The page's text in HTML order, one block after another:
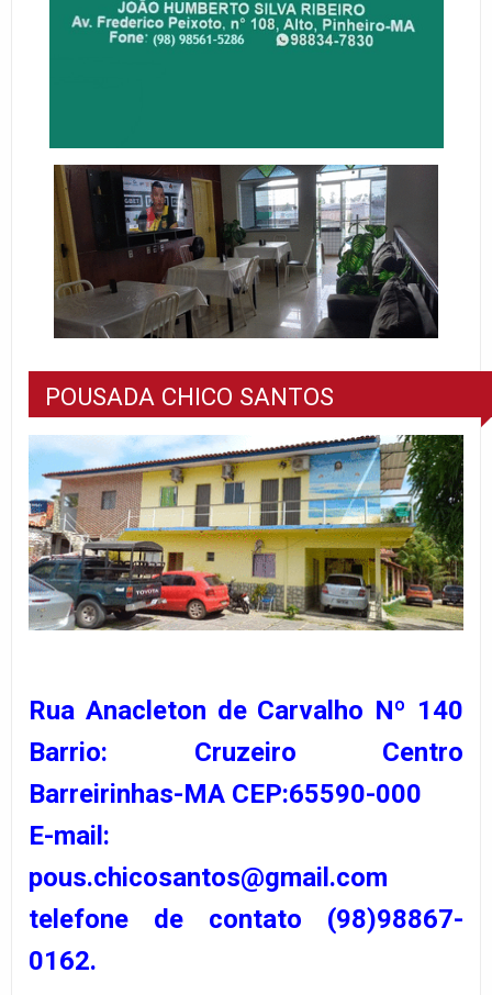
POUSADA CHICO SANTOS
Rua Anacleton de Carvalho Nº 140
Barrio: Cruzeiro Centro
Barreirinhas-MA CEP:65590-000
E-mail:
pous.chicosantos@gmail.com
telefone de contato (98)98867-
0162.